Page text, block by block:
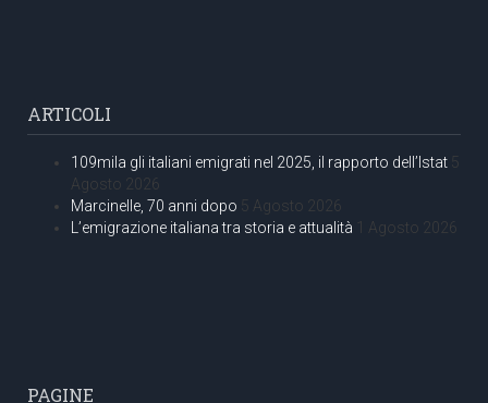
ARTICOLI
109mila gli italiani emigrati nel 2025, il rapporto dell’Istat 5
Agosto 2026
Marcinelle, 70 anni dopo 5 Agosto 2026
L’emigrazione italiana tra storia e attualità 1 Agosto 2026
PAGINE